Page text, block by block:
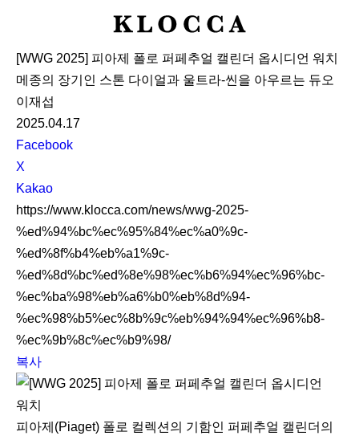
K
O
C
[WWG 2025] 피아제 폴로 퍼페추얼 캘린더 옵시디언 워치
메종의 장기인 스톤 다이얼과 울트라-씬을 아우르는 듀오
이재섭
2025.04.17
S
N
S
S
h
a
r
e
Facebook
X
Kakao
https://www.klocca.com/news/wwg-2025-
%ed%94%bc%ec%95%84%ec%a0%9c-
%ed%8f%b4%eb%a1%9c-
%ed%8d%bc%ed%8e%98%ec%b6%94%ec%96%bc-
%ec%ba%98%eb%a6%b0%eb%8d%94-
%ec%98%b5%ec%8b%9c%eb%94%94%ec%96%b8-
%ec%9b%8c%ec%b9%98/
복사
피아제(Piaget) 폴로 컬렉션의 기함인 퍼페추얼 캘린더의